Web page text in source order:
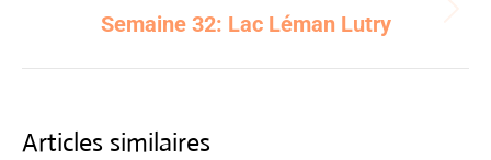
Next
Semaine 32: Lac Léman Lutry
Articles similaires